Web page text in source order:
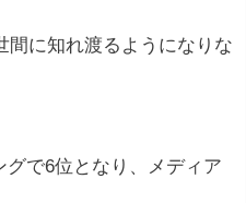
メーション映画、ゲー
優としての活動も収入
告契約:一部の有名俳
企業との提携によって
間に知れ渡るようになりな
で6位となり、メディア